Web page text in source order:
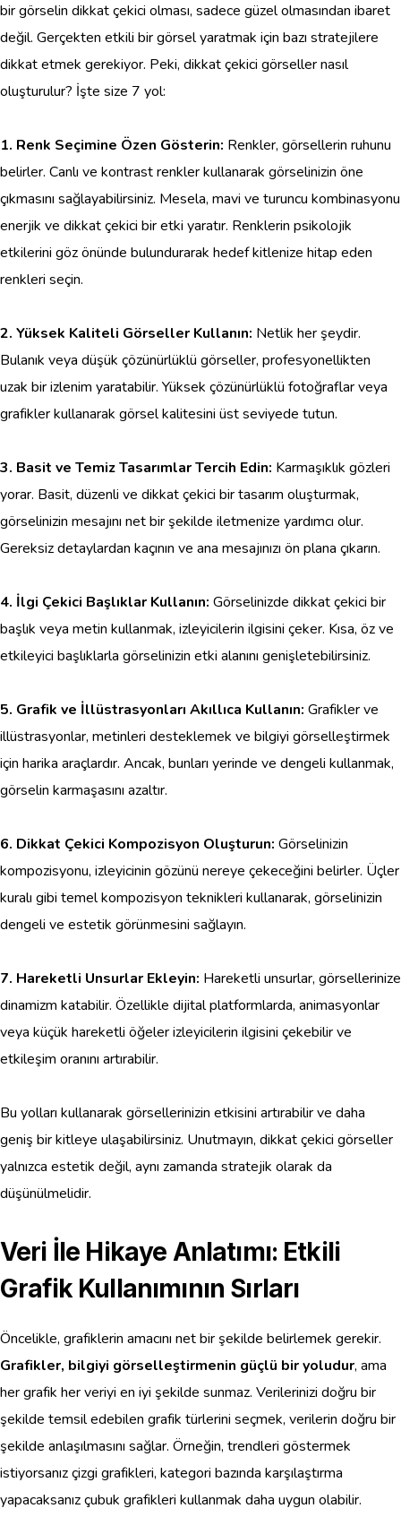
bir görselin dikkat çekici olması, sadece güzel olmasından ibaret
değil. Gerçekten etkili bir görsel yaratmak için bazı stratejilere
dikkat etmek gerekiyor. Peki, dikkat çekici görseller nasıl
oluşturulur? İşte size 7 yol:
1. Renk Seçimine Özen Gösterin: Renkler, görsellerin ruhunu
belirler. Canlı ve kontrast renkler kullanarak görselinizin öne
çıkmasını sağlayabilirsiniz. Mesela, mavi ve turuncu kombinasyonu
enerjik ve dikkat çekici bir etki yaratır. Renklerin psikolojik
etkilerini göz önünde bulundurarak hedef kitlenize hitap eden
renkleri seçin.
2. Yüksek Kaliteli Görseller Kullanın: Netlik her şeydir.
Bulanık veya düşük çözünürlüklü görseller, profesyonellikten
uzak bir izlenim yaratabilir. Yüksek çözünürlüklü fotoğraflar veya
grafikler kullanarak görsel kalitesini üst seviyede tutun.
3. Basit ve Temiz Tasarımlar Tercih Edin: Karmaşıklık gözleri
yorar. Basit, düzenli ve dikkat çekici bir tasarım oluşturmak,
görselinizin mesajını net bir şekilde iletmenize yardımcı olur.
Gereksiz detaylardan kaçının ve ana mesajınızı ön plana çıkarın.
4. İlgi Çekici Başlıklar Kullanın: Görselinizde dikkat çekici bir
başlık veya metin kullanmak, izleyicilerin ilgisini çeker. Kısa, öz ve
etkileyici başlıklarla görselinizin etki alanını genişletebilirsiniz.
5. Grafik ve İllüstrasyonları Akıllıca Kullanın: Grafikler ve
illüstrasyonlar, metinleri desteklemek ve bilgiyi görselleştirmek
için harika araçlardır. Ancak, bunları yerinde ve dengeli kullanmak,
görselin karmaşasını azaltır.
6. Dikkat Çekici Kompozisyon Oluşturun: Görselinizin
kompozisyonu, izleyicinin gözünü nereye çekeceğini belirler. Üçler
kuralı gibi temel kompozisyon teknikleri kullanarak, görselinizin
dengeli ve estetik görünmesini sağlayın.
7. Hareketli Unsurlar Ekleyin: Hareketli unsurlar, görsellerinize
dinamizm katabilir. Özellikle dijital platformlarda, animasyonlar
veya küçük hareketli öğeler izleyicilerin ilgisini çekebilir ve
etkileşim oranını artırabilir.
Bu yolları kullanarak görsellerinizin etkisini artırabilir ve daha
geniş bir kitleye ulaşabilirsiniz. Unutmayın, dikkat çekici görseller
yalnızca estetik değil, aynı zamanda stratejik olarak da
düşünülmelidir.
Veri İle Hikaye Anlatımı: Etkili
Grafik Kullanımının Sırları
Öncelikle, grafiklerin amacını net bir şekilde belirlemek gerekir.
Grafikler, bilgiyi görselleştirmenin güçlü bir yoludur, ama
her grafik her veriyi en iyi şekilde sunmaz. Verilerinizi doğru bir
şekilde temsil edebilen grafik türlerini seçmek, verilerin doğru bir
şekilde anlaşılmasını sağlar. Örneğin, trendleri göstermek
istiyorsanız çizgi grafikleri, kategori bazında karşılaştırma
yapacaksanız çubuk grafikleri kullanmak daha uygun olabilir.